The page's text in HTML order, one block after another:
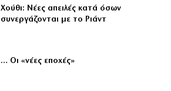
Χούθι: Νέες απειλές κατά όσων
συνεργάζονται με το Ριάντ
… Οι «νέες εποχές»